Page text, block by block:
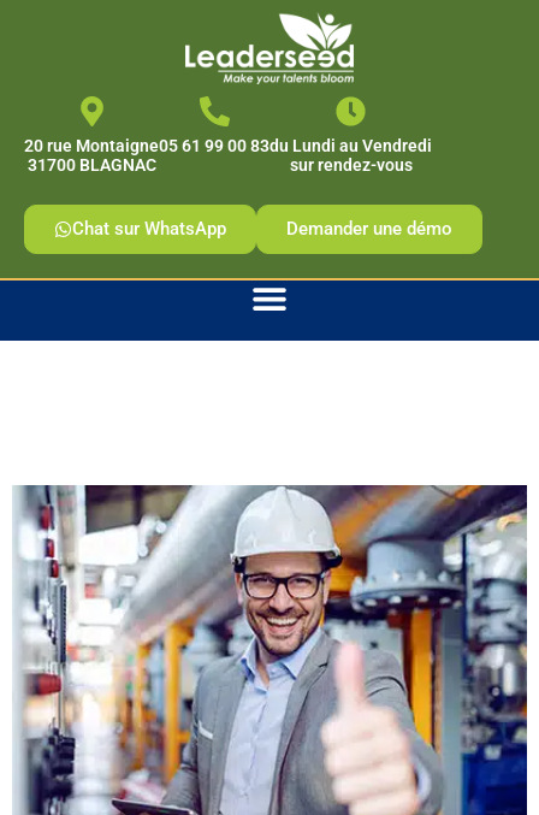
20 rue Montaigne
31700 BLAGNAC
05 61 99 00 83du Lundi au Vendredi
sur rendez-vous
Chat sur WhatsApp Demander une démo